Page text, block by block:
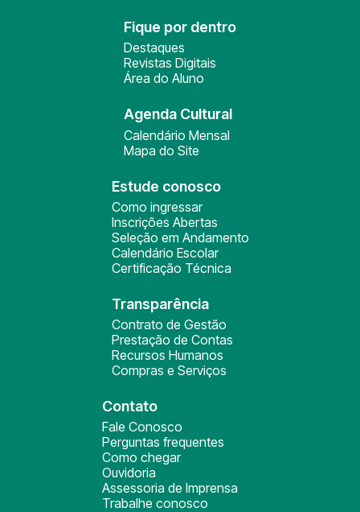
Fique por dentro
Destaques
Revistas Digitais
Área do Aluno
Agenda Cultural
Calendário Mensal
Mapa do Site
Estude conosco
Como ingressar
Inscrições Abertas
Seleção em Andamento
Calendário Escolar
Certificação Técnica
Transparência
Contrato de Gestão
Prestação de Contas
Recursos Humanos
Compras e Serviços
Contato
Fale Conosco
Perguntas frequentes
Como chegar
Ouvidoria
Assessoria de Imprensa
Trabalhe conosco